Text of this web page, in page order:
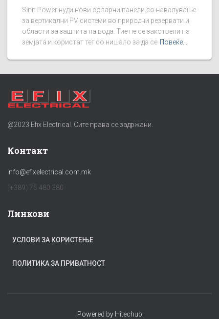
Sinn Power нуди нови соларни панели со навалување
за вертикални PV системи во природни резервати и
области за заштита на вода. Тие не се закотвени на
земјата и користат тег со нишало за да се Повеќе...
@2023 Efix Electrical. Сите права се задржани.
Контакт
info@efixelectrical.com.mk
(+389) 75 480 380
Линкови
УСЛОВИ ЗА КОРИСТЕЊЕ
ПОЛИТИКА ЗА ПРИВАТНОСТ
Powered by Hitechub